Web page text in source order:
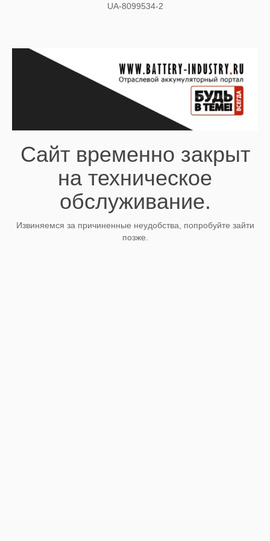
UA-8099534-2
Сайт временно закрыт
на техническое
обслуживание.
Извиняемся за причиненные неудобства, попробуйте зайти
позже.